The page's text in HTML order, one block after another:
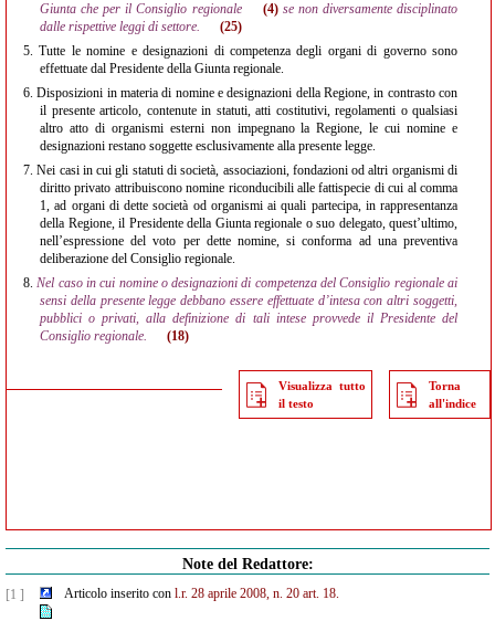
Giunta che per il Consiglio regionale
(4) se non diversamente disciplinato
dalle rispettive leggi di settore.
(25)
5.Tutte le nomine e designazioni di competenza degli organi di governo sono
effettuate dal Presidente della Giunta regionale.
6.Disposizioni in materia di nomine e designazioni della Regione, in contrasto con
il presente articolo, contenute in statuti, atti costitutivi, regolamenti o qualsiasi
altro atto di organismi esterni non impegnano la Regione, le cui nomine e
designazioni restano soggette esclusivamente alla presente legge.
7.Nei casi in cui gli statuti di società, associazioni, fondazioni od altri organismi di
diritto privato attribuiscono nomine riconducibili alle fattispecie di cui al comma
1, ad organi di dette società od organismi ai quali partecipa, in rappresentanza
della Regione, il Presidente della Giunta regionale o suo delegato, quest’ultimo,
nell’espressione del voto per dette nomine, si conforma ad una preventiva
deliberazione del Consiglio regionale.
8.Nel caso in cui nomine o designazioni di competenza del Consiglio regionale ai
sensi della presente legge debbano essere effettuate d’intesa con altri soggetti,
pubblici o privati, alla definizione di tali intese provvede il Presidente del
Consiglio regionale.
(18)
Visualizza tutto
il testo
Torna
all'indice
Note del Redattore:
[1 ] Articolo inserito con l.r. 28 aprile 2008, n. 20 art. 18.